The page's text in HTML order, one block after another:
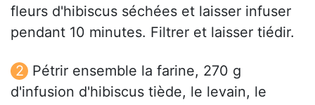
fleurs d'hibiscus séchées et laisser infuser
pendant 10 minutes. Filtrer et laisser tiédir.
Pétrir ensemble la farine, 270 g
d'infusion d'hibiscus tiède, le levain, le